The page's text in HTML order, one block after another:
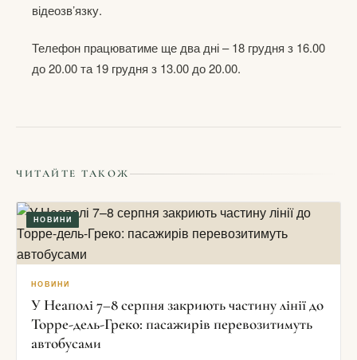
відеозв’язку.
Телефон працюватиме ще два дні – 18 грудня з 16.00
до 20.00 та 19 грудня з 13.00 до 20.00.
ЧИТАЙТЕ ТАКОЖ
НОВИНИ
НОВИНИ
У Неаполі 7–8 серпня закриють частину лінії до
Торре-дель-Греко: пасажирів перевозитимуть
автобусами